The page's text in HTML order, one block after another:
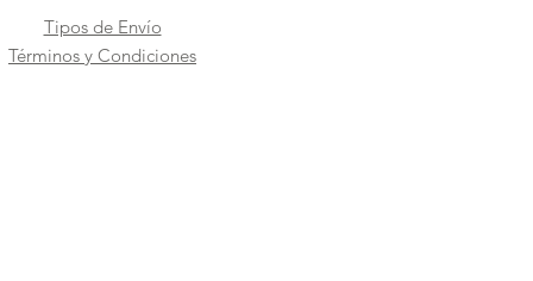
Tipos de Envío
​Términos y Condiciones